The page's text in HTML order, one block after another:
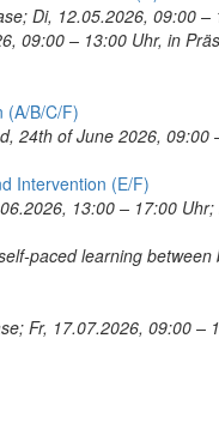
Di, 12.05.2026, 09:00
09:00 – 13:00 Uhr, in
(A/B/C/F)
24th of June 2026, 09:00
Intervention (E/F)
13:00 – 17:00 Uhr;
paced learning
Fr, 17.07.2026, 09:00 –